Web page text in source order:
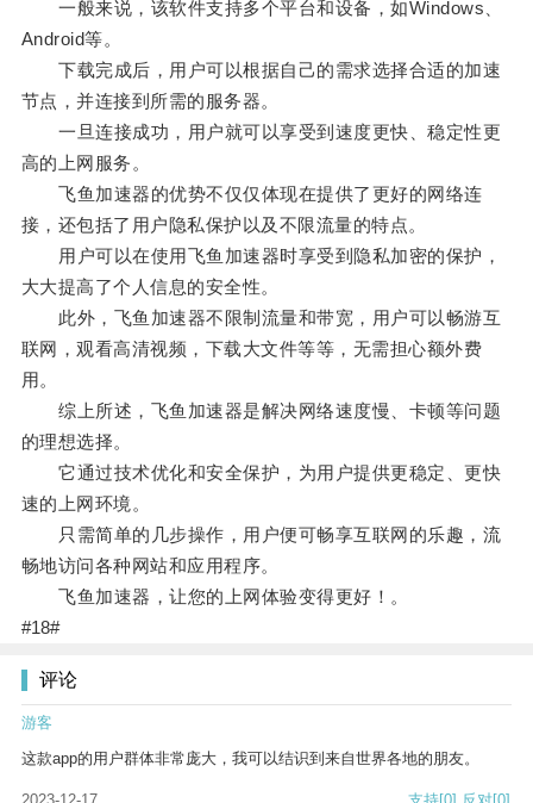
一般来说，该软件支持多个平台和设备，如Windows、
Android等。
下载完成后，用户可以根据自己的需求选择合适的加速
节点，并连接到所需的服务器。
一旦连接成功，用户就可以享受到速度更快、稳定性更
高的上网服务。
飞鱼加速器的优势不仅仅体现在提供了更好的网络连
接，还包括了用户隐私保护以及不限流量的特点。
用户可以在使用飞鱼加速器时享受到隐私加密的保护，
大大提高了个人信息的安全性。
此外，飞鱼加速器不限制流量和带宽，用户可以畅游互
联网，观看高清视频，下载大文件等等，无需担心额外费
用。
综上所述，飞鱼加速器是解决网络速度慢、卡顿等问题
的理想选择。
它通过技术优化和安全保护，为用户提供更稳定、更快
速的上网环境。
只需简单的几步操作，用户便可畅享互联网的乐趣，流
畅地访问各种网站和应用程序。
飞鱼加速器，让您的上网体验变得更好！。
#18#
评论
游客
这款app的用户群体非常庞大，我可以结识到来自世界各地的朋友。